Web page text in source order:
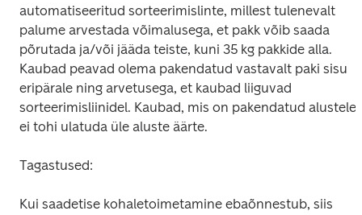
automatiseeritud sorteerimislinte, millest tulenevalt
palume arvestada võimalusega, et pakk võib saada
põrutada ja/või jääda teiste, kuni 35 kg pakkide alla.
Kaubad peavad olema pakendatud vastavalt paki sisu
eripärale ning arvetusega, et kaubad liiguvad
sorteerimisliinidel. Kaubad, mis on pakendatud alustele,
ei tohi ulatuda üle aluste äärte.
Tagastused:
Kui saadetise kohaletoimetamine ebaõnnestub, siis